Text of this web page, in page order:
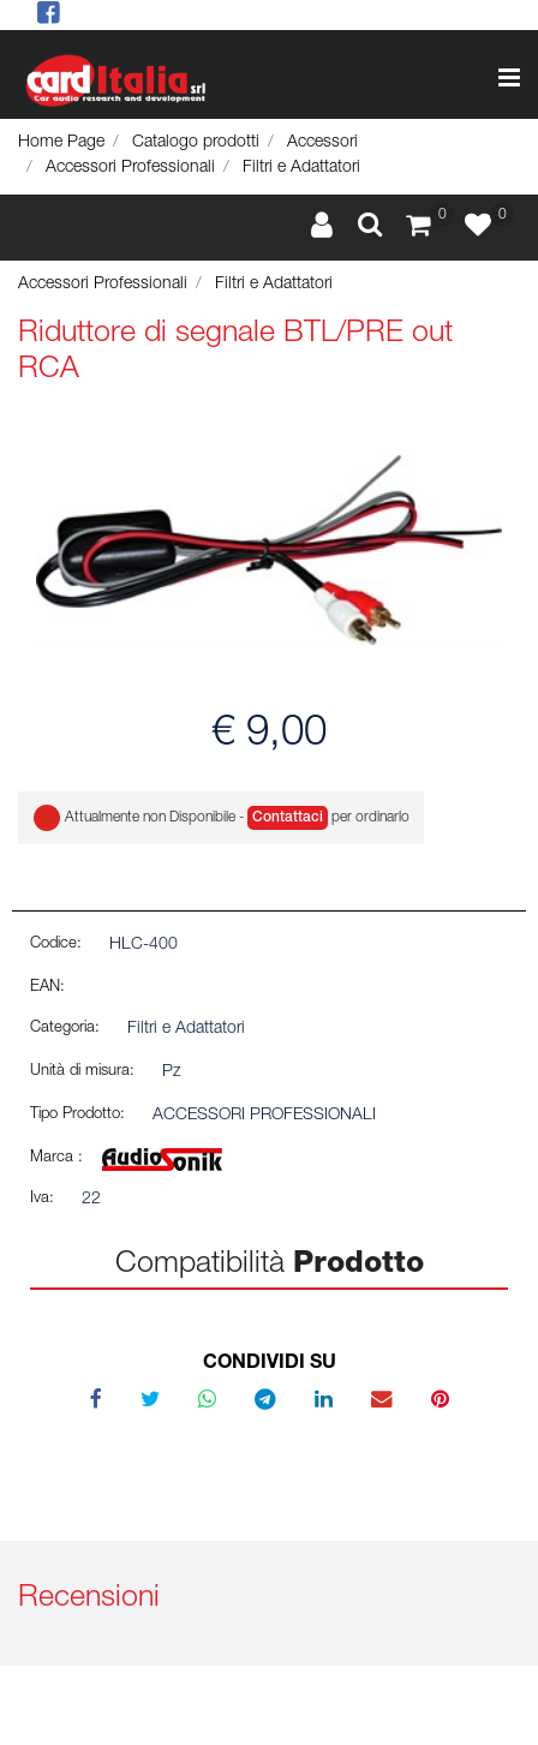
Home Page Catalogo prodotti
Accessori
Accessori Professionali
Filtri e Adattatori
0 0
Accessori Professionali Filtri e Adattatori
Riduttore di segnale BTL/PRE out
RCA
€ 9,00
Attualmente non Disponibile - Contattaci per ordinarlo
Codice: HLC-400
EAN:
Categoria: Filtri e Adattatori
Unità di misura: Pz
Tipo Prodotto: ACCESSORI PROFESSIONALI
Marca :
Iva: 22
Compatibilità Prodotto
CONDIVIDI SU
Recensioni